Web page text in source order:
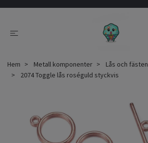
Hem Metall komponenter
Lås och fästen
2074 Toggle lås roséguld styckvis